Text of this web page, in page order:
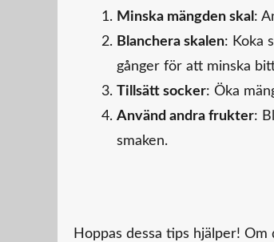
Minska mängden skal :
Blanchera skalen: Koka
gånger för att minska
Tillsätt socker: Öka
Använd andra frukter:
smaken.
Hoppas dessa tips hjälper!